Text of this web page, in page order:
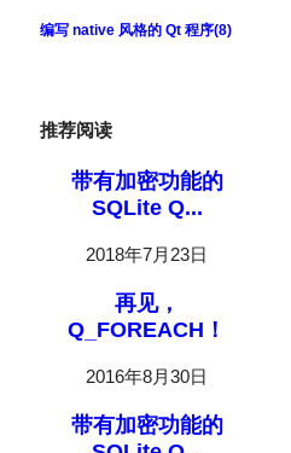
编写 native 风格的 Qt 程序(8)
推荐阅读
带有加密功能的
SQLite Q...
2018年7月23日
再见，
Q_FOREACH！
2016年8月30日
带有加密功能的